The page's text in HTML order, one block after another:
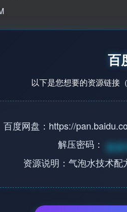
百
以下是您想要的资源链接
百度网盘：https://
解压密码：
登录
资源说明：气泡水技术配